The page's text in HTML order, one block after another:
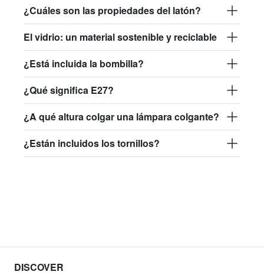
¿Cuáles son las propiedades del latón?
El vidrio: un material sostenible y reciclable
¿Está incluida la bombilla?
¿Qué significa E27?
¿A qué altura colgar una lámpara colgante?
¿Están incluidos los tornillos?
DISCOVER